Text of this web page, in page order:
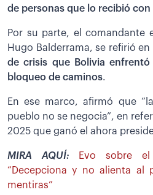
de personas que lo recibió con
Por su parte, el comandante
Hugo Balderrama, se refirió
de crisis que Bolivia
bloqueo de caminos.
En ese marco, afirmó que
pueblo no se negocia”, en
2025 que ganó el ahora
MIRA AQUÍ:
Evo sobre el
“Decepciona y no alienta al
mentiras”